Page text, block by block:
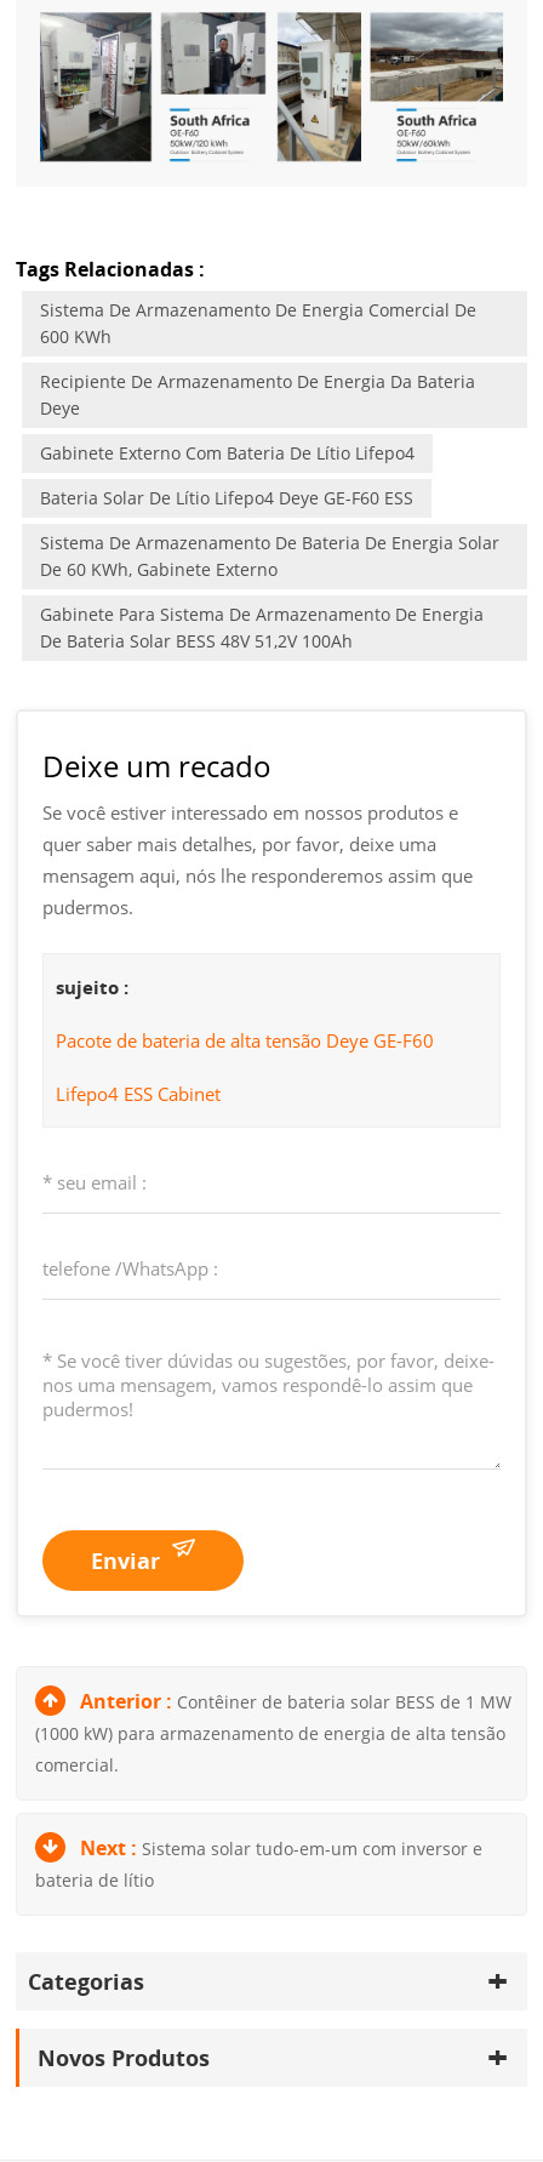
Tags Relacionadas :
Sistema De Armazenamento De Energia Comercial De
600 KWh
Recipiente De Armazenamento De Energia Da Bateria
Deye
Gabinete Externo Com Bateria De Lítio Lifepo4
Bateria Solar De Lítio Lifepo4 Deye GE-F60 ESS
Sistema De Armazenamento De Bateria De Energia Solar
De 60 KWh, Gabinete Externo
Gabinete Para Sistema De Armazenamento De Energia
De Bateria Solar BESS 48V 51,2V 100Ah
Deixe um recado
Se você estiver interessado em nossos produtos e
quer saber mais detalhes, por favor, deixe uma
mensagem aqui, nós lhe responderemos assim que
pudermos.
sujeito :
Pacote de bateria de alta tensão Deye GE-F60
Lifepo4 ESS Cabinet
Enviar
Anterior : Contêiner de bateria solar BESS de 1 MW
(1000 kW) para armazenamento de energia de alta tensão
comercial.
Next :Sistema solar tudo-em-um com inversor e
bateria de lítio
Categorias
Novos Produtos